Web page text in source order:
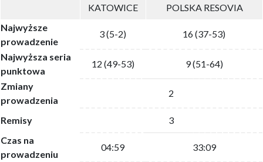
KATOWICE
POLSKA RESOVIA
Najwyższe
prowadzenie
3 (5-2) 16 (37-53)
Najwyższa seria
punktowa
12 (49-53)
9 (51-64)
Zmiany
prowadzenia
2
Remisy
3
Czas na
prowadzeniu
04:59 33:09